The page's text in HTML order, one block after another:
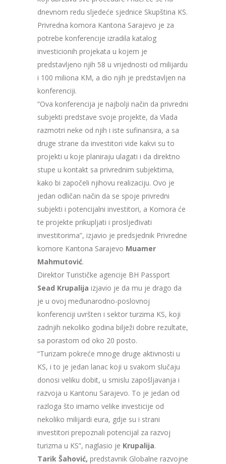
dnevnom redu sljedeće sjednice Skupština KS.
Privredna komora Kantona Sarajevo je za
potrebe konferencije izradila katalog
investicionih projekata u kojem je
predstavljeno njih 58 u vrijednosti od milijardu
i 100 miliona KM, a dio njih je predstavljen na
konferenciji.
“Ova konferencija je najbolji način da privredni
subjekti predstave svoje projekte, da Vlada
razmotri neke od njih i iste sufinansira, a sa
druge strane da investitori vide kakvi su to
projekti u koje planiraju ulagati i da direktno
stupe u kontakt sa privrednim subjektima,
kako bi započeli njihovu realizaciju. Ovo je
jedan odličan način da se spoje privredni
subjekti i potencijalni investitori, a Komora će
te projekte prikupljati i prosljeđivati
investitorima”, izjavio je predsjednik Privredne
komore Kantona Sarajevo Muamer
Mahmutović.
Direktor Turističke agencije BH Passport
Sead Krupalija izjavio je da mu je drago da
je u ovoj međunarodno-poslovnoj
konferenciji uvršten i sektor turzima KS, koji
zadnjih nekoliko godina bilježi dobre rezultate,
sa porastom od oko 20 posto.
“Turizam pokreće mnoge druge aktivnosti u
KS, i to je jedan lanac koji u svakom slučaju
donosi veliku dobit, u smislu zapošljavanja i
razvoja u Kantonu Sarajevo. To je jedan od
razloga što imamo velike investicije od
nekoliko milijardi eura, gdje su i strani
investitori prepoznali potencijal za razvoj
turizma u KS”, naglasio je Krupalija.
Tarik Šahović, predstavnik Globalne razvojne